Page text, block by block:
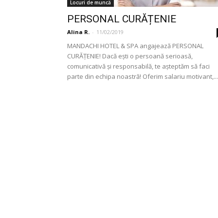
Locuri de muncă
PERSONAL CURĂȚENIE
Alina R. - 11/02/2019
MANDACHI HOTEL & SPA angajează PERSONAL
CURĂȚENIE! Dacă ești o persoană serioasă,
comunicativă și responsabilă, te așteptăm să faci
parte din echipa noastră! Oferim salariu motivant,...